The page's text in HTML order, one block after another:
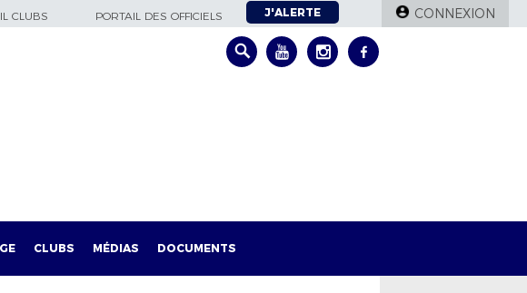
CLUBS PORTAIL DES OFFICIELS J'ALERTE CONNEXION
CLUBS MÉDIAS DOCUMENTS